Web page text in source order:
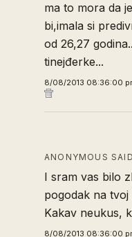
ma to mora da
bi,imala si
od 26,27
tinejđerke...
8/08/2013 08:36:00
ANONYMOUS
I sram vas bilo
pogodak na tvoj
Kakav neukus,
8/08/2013 08:36:00